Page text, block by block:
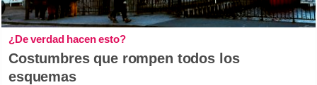
¿De verdad hacen esto?
Costumbres que rompen todos los
esquemas